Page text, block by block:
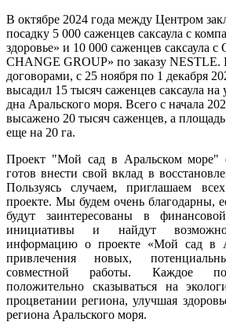
В октябре 2024 года между Центром
посадку 5 000 саженцев саксаула с
здоровье» и 10 000 саженцев саксаула
CHANGE GROUP» по заказу NESTLE.
договорами, с 25 ноября по 1 декабря
высадил 15 тысяч саженцев саксаула на
дна Аральского моря. Всего с начала
высажено 20 тысяч саженцев, а
еще на 20 га.
Проект "Мой сад в Аральском море"
готов внести свой вклад в
Пользуясь случаем, приглашаем
проекте. Мы будем очень благодарны,
будут заинтересованы в
инициативы и найдут
информацию о проекте «Мой сад в
привлечения новых,
совместной работы. Каждое
положительно сказываться на
процветании региона, улучшая
региона Аральского моря.